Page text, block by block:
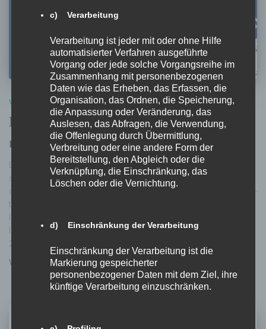
VERANSTALTUNG
New Voices Symposium | Ist Gewalt
männlich?
Die Initiative New Voices (auf Deutsch: Neue Stimmen) fördert Ge-
schlechterparität und Vielfalt und bemüht sich um eine Steigerung
der Anzahl von Frauen, jungen Erwachsenen und unterrepräsentier-
ten Bevölkerungsschichten innerhalb von LIONS Clubs
Informationen finden Sie hier: Einladung_NewVoices-Symposium-
2022-digital
Von
Melanie Bürger, vor4 Jahren
c) Verarbeitung
Verarbeitung ist jeder mit oder ohne Hilfe
automatisierter Verfahren ausgeführte
Vorgang oder jede solche Vorgangsreihe im
Zusammenhang mit personenbezogenen
Daten wie das Erheben, das Erfassen, die
Organisation, das Ordnen, die Speicherung,
die Anpassung oder Veränderung, das
Auslesen, das Abfragen, die Verwendung,
die Offenlegung durch Übermittlung,
Verbreitung oder eine andere Form der
Bereitstellung, den Abgleich oder die
Verknüpfung, die Einschränkung, das
Löschen oder die Vernichtung.
d) Einschränkung der Verarbeitung
Einschränkung der Verarbeitung ist die
Markierung gespeicherter
personenbezogener Daten mit dem Ziel, ihre
künftige Verarbeitung einzuschränken.